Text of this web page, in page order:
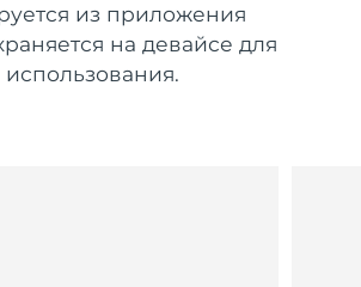
из приложения
на девайсе для
Ожидаемая дата доставки
11/08/2026